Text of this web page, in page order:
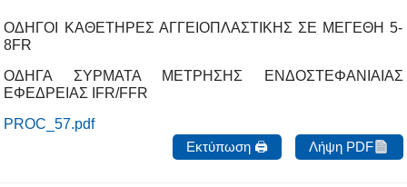
ΟΔΗΓΟΙ ΚΑΘΕΤΗΡΕΣ ΑΓΓΕΙΟΠΛΑΣΤΙΚΗΣ ΣΕ ΜΕΓΕΘΗ 5-
8FR
OΔΗΓΑ ΣΥΡΜΑΤΑ ΜΕΤΡΗΣΗΣ ΕΝΔΟΣΤΕΦΑΝΙΑΙΑΣ
ΕΦΕΔΡΕΙΑΣ IFR/FFR
PROC_57.pdf
Εκτύπωση 🖨
Λήψη PDF